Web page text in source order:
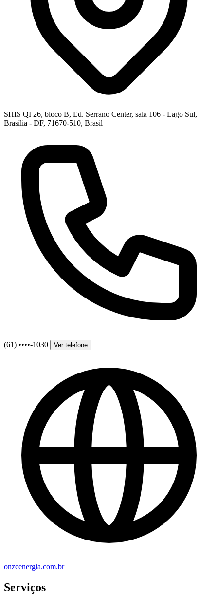
SHIS QI 26, bloco B, Ed. Serrano Center, sala 106 - Lago Sul,
Brasília - DF, 71670-510, Brasil
(61) ••••-1030 Ver telefone
onzeenergia.com.br
Serviços